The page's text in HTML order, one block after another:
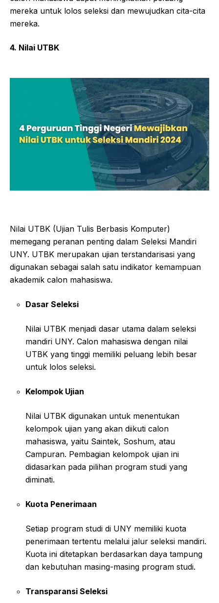
mereka untuk lolos seleksi dan mewujudkan cita-cita
mereka.
4. Nilai UTBK
Nilai UTBK (Ujian Tulis Berbasis Komputer)
memegang peranan penting dalam Seleksi Mandiri
UNY. UTBK merupakan ujian terstandarisasi yang
digunakan sebagai salah satu indikator kemampuan
akademik calon mahasiswa.
Dasar Seleksi
Nilai UTBK menjadi dasar utama dalam seleksi
mandiri UNY. Calon mahasiswa dengan nilai
UTBK yang tinggi memiliki peluang lebih besar
untuk lolos seleksi.
Kelompok Ujian
Nilai UTBK digunakan untuk menentukan
kelompok ujian yang akan diikuti calon
mahasiswa, yaitu Saintek, Soshum, atau
Campuran. Pembagian kelompok ujian ini
didasarkan pada pilihan program studi yang
diminati.
Kuota Penerimaan
Setiap program studi di UNY memiliki kuota
penerimaan tertentu melalui jalur seleksi mandiri.
Kuota ini ditetapkan berdasarkan daya tampung
dan kebutuhan masing-masing program studi.
Transparansi Seleksi